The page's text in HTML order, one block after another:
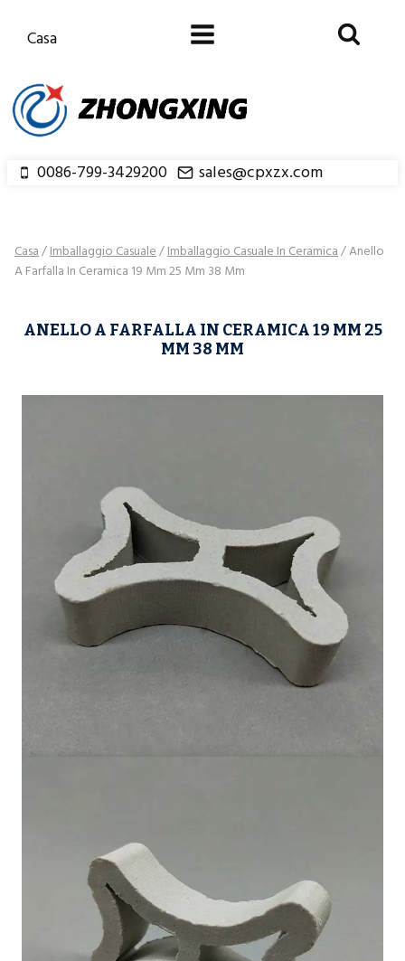
Casa
0086-799-3429200 sales@cpxzx.com
Casa/Imballaggio Casuale/Imballaggio Casuale In Ceramica/Anello
A Farfalla In Ceramica 19 Mm 25 Mm 38 Mm
ANELLO A FARFALLA IN CERAMICA 19 MM 25
MM 38 MM